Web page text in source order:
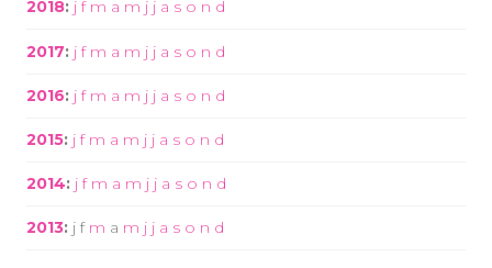
2018: j f m a m j j a s o n d
2017: j f m a m j j a s o n d
2016: j f m a m j j a s o n d
2015: j f m a m j j a s o n d
2014: j f m a m j j a s o n d
2013: j f m a m j j a s o n d